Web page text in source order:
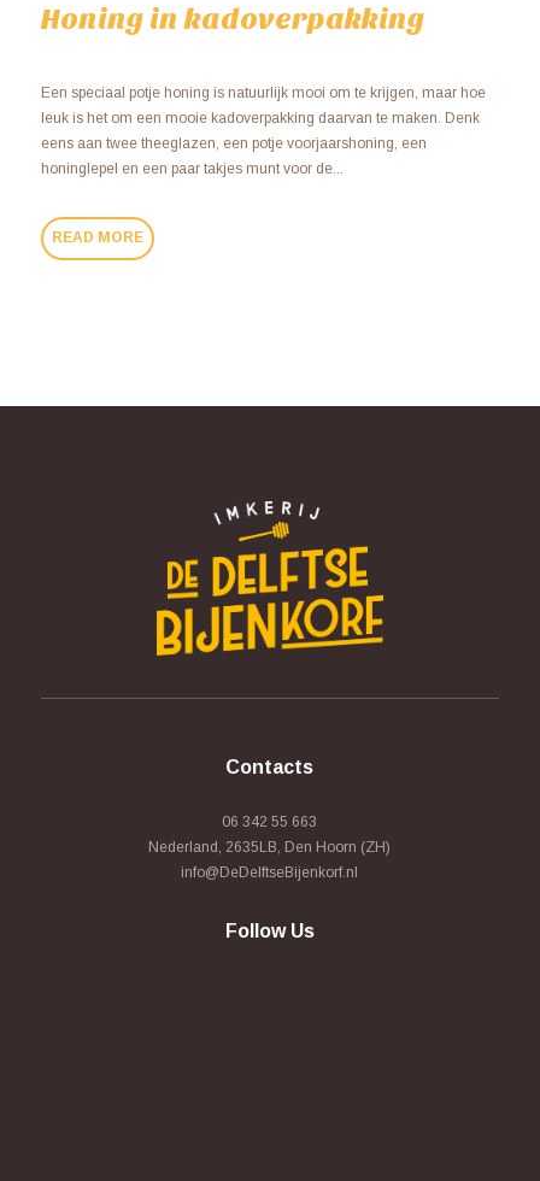
Honing in kadoverpakking
Een speciaal potje honing is natuurlijk mooi om te krijgen, maar hoe
leuk is het om een mooie kadoverpakking daarvan te maken. Denk
eens aan twee theeglazen, een potje voorjaarshoning, een
honinglepel en een paar takjes munt voor de...
READ MORE
Contacts
06 342 55 663
Nederland, 2635LB, Den Hoorn (ZH)
info@DeDelftseBijenkorf.nl
Follow Us